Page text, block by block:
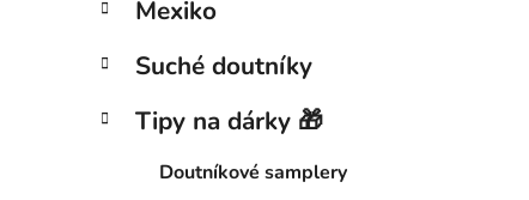
Mexiko
Suché doutníky
Tipy na dárky 🎁
Doutníkové samplery